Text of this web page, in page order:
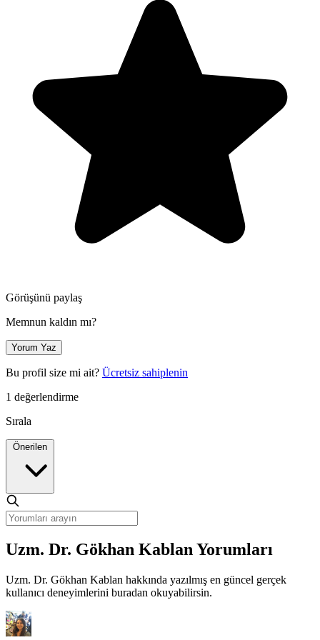
Görüşünü paylaş
Memnun kaldın mı?
Yorum Yaz
Bu profil size mi ait? Ücretsiz sahiplenin
1 değerlendirme
Sırala
Uzm. Dr. Gökhan Kablan Yorumları
Uzm. Dr. Gökhan Kablan hakkında yazılmış en güncel gerçek
kullanıcı deneyimlerini buradan okuyabilirsin.